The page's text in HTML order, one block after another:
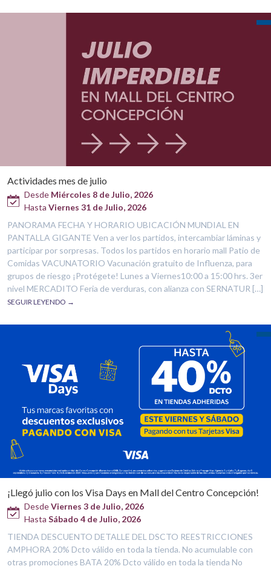
Actividades mes de julio
Desde Miércoles 8 de Julio, 2026
Hasta Viernes 31 de Julio, 2026
PANORAMA FECHA Y HORARIO UBICACIÓN MUNDIAL EN
PANTALLA GIGANTE Ven a ver los partidos, intercambiar láminas y
participar por sorpresas. Todos los partidos en horario mall Patio de
Comidas VACUNATORIO Vacunación gratuito de Influenza, para
grupos de riesgo ¡Protégete! Lunes a Viernes10:00 a 15:00 hrs. 3er
nivel MERCADITO Feria de verduras, con alianza con SERNATUR […]
SEGUIR LEYENDO →
¡Llegó julio con los Visa Days en Mall del Centro Concepción!
DesdeViernes 3 de Julio, 2026
Hasta Sábado 4 de Julio, 2026
TIENDA DESCUENTO DETALLE DEL DSCTO REESTRICCIONES
AMPHORA 20% Dcto válido en toda la tienda. No acumulable con
otras promociones BATA 20% Dcto válido en toda la tienda No